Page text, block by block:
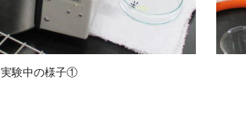
実験中の様子①